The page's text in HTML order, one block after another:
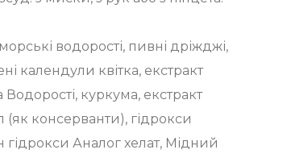
водорості, пивні дріжджі,
календули квітка, екстракт
Водорості, куркума, екстракт
(як консерванти), гідрокси
гідрокси Аналог хелат, Мідний